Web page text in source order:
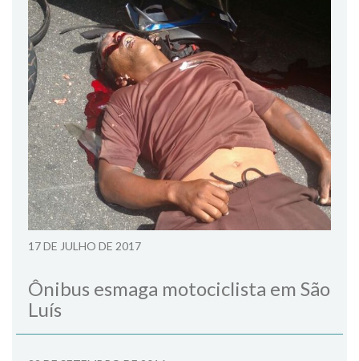
17 DE JULHO DE 2017
Ônibus esmaga motociclista em São
Luís